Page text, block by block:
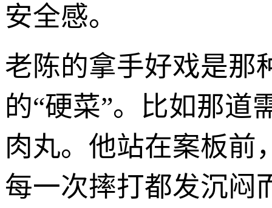
安全感。
老陈的拿手好戏是那
的“硬菜”。比如那道
肉丸。他站在案板前
每一次摔打都发沉闷